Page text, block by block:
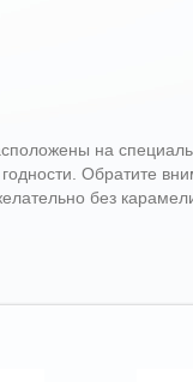
на
Обратите
без